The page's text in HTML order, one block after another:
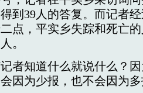
到39人的答复。而记者
点，平实乡失踪和死亡
。
知道什么就说什么？因
因为少报，也不会因为